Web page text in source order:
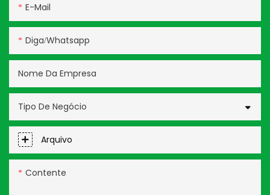
E-Mail
Diga/whatsapp
Nome Da Empresa
Tipo De Negócio
Arquivo
Contente